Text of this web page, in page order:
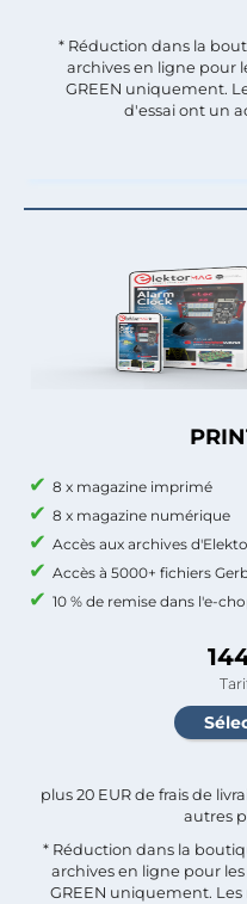
8 x magazine imprimé
8 x magazine numérique
Accès aux archives
Accès à 5000+ fichiers
10 % de remise dans l'e-
plus 20 EUR de frais de
autres
* Réduction dans la
archives en ligne pour
GREEN uniquement.
* Réduction dans la
archives en ligne pour
GREEN uniquement.
d'essai ont un